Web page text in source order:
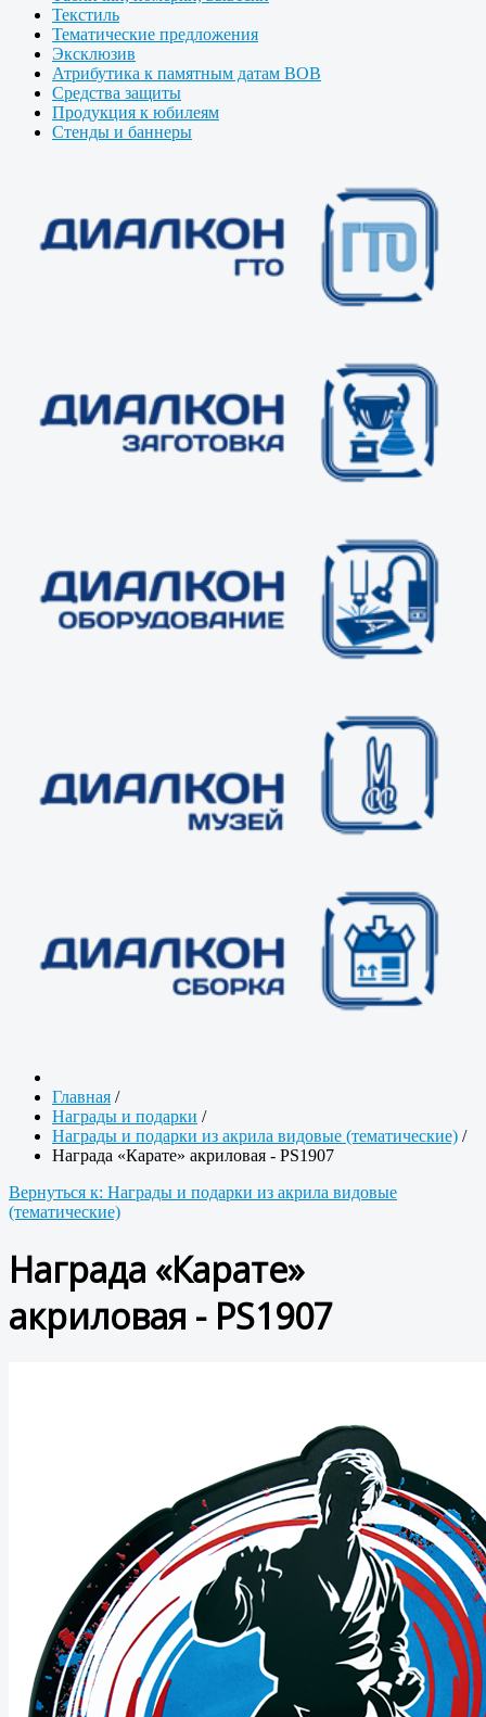
Текстиль
Тематические предложения
Эксклюзив
Атрибутика к памятным датам ВОВ
Средства защиты
Продукция к юбилеям
Стенды и баннеры
Главная /
Награды и подарки /
Награды и подарки из акрила видовые (тематические) /
Награда «Карате» акриловая - PS1907
Вернуться к: Награды и подарки из акрила видовые
(тематические)
Награда «Карате»
акриловая - PS1907